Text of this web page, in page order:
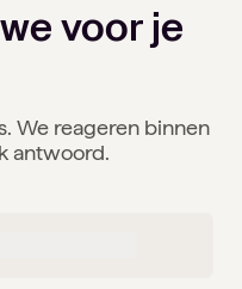
voor je
We reageren binnen
antwoord.